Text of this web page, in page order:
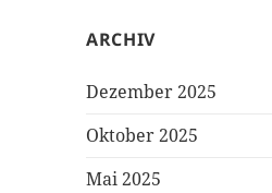
ARCHIV
Dezember 2025
Oktober 2025
Mai 2025